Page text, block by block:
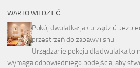
WARTO WIEDZIEĆ
Pokój dwulatka: jak urządzić
przestrzeń do zabawy i snu
Urządzanie pokoju dla dwulatka to
wymaga odpowiedniego podejścia, aby